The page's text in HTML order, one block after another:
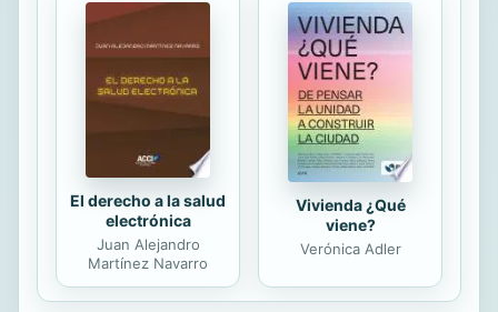
El derecho a la salud
electrónica
Juan Alejandro
Martínez Navarro
Vivienda ¿Qué
viene?
Verónica Adler